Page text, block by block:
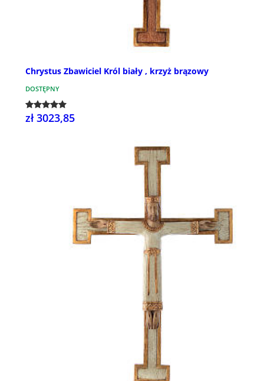
Chrystus Zbawiciel Król biały , krzyż brązowy
DOSTĘPNY
zł 3023,85